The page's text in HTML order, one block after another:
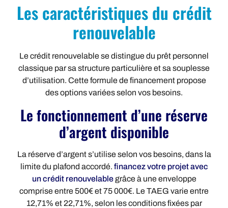
Les caractéristiques du crédit
renouvelable
Le crédit renouvelable se distingue du prêt personnel
classique par sa structure particulière et sa souplesse
d’utilisation. Cette formule de financement propose
des options variées selon vos besoins.
Le fonctionnement d’une réserve
d’argent disponible
La réserve d’argent s’utilise selon vos besoins, dans la
limite du plafond accordé. financez votre projet avec
un crédit renouvelablegrâce à une enveloppe
comprise entre 500€ et 75 000€. Le TAEG varie entre
12,71% et 22,71%, selon les conditions fixées par